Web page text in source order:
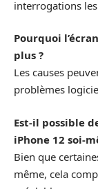
interrogations
Pourquoi
plus ?
Les causes
problèmes
Est-il possible
iPhone 12 soi-
Bien que
même, cela